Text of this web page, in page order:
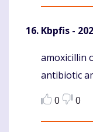
Kbpfis -
Komentaras
amoxicillin
antibiotic
0
0